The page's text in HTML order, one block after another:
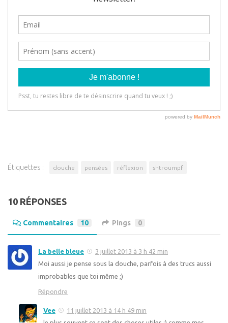
Étiquettes : douche pensées réflexion shtroumpf
10 RÉPONSES
Commentaires 10 Pings 0
La belle bleue
3 juillet 2013 à 3 h 42 min
Moi aussi je pense sous la douche, parfois à des trucs aussi
improbables que toi même ;)
Répondre
Vee
11 juillet 2013 à 14 h 49 min